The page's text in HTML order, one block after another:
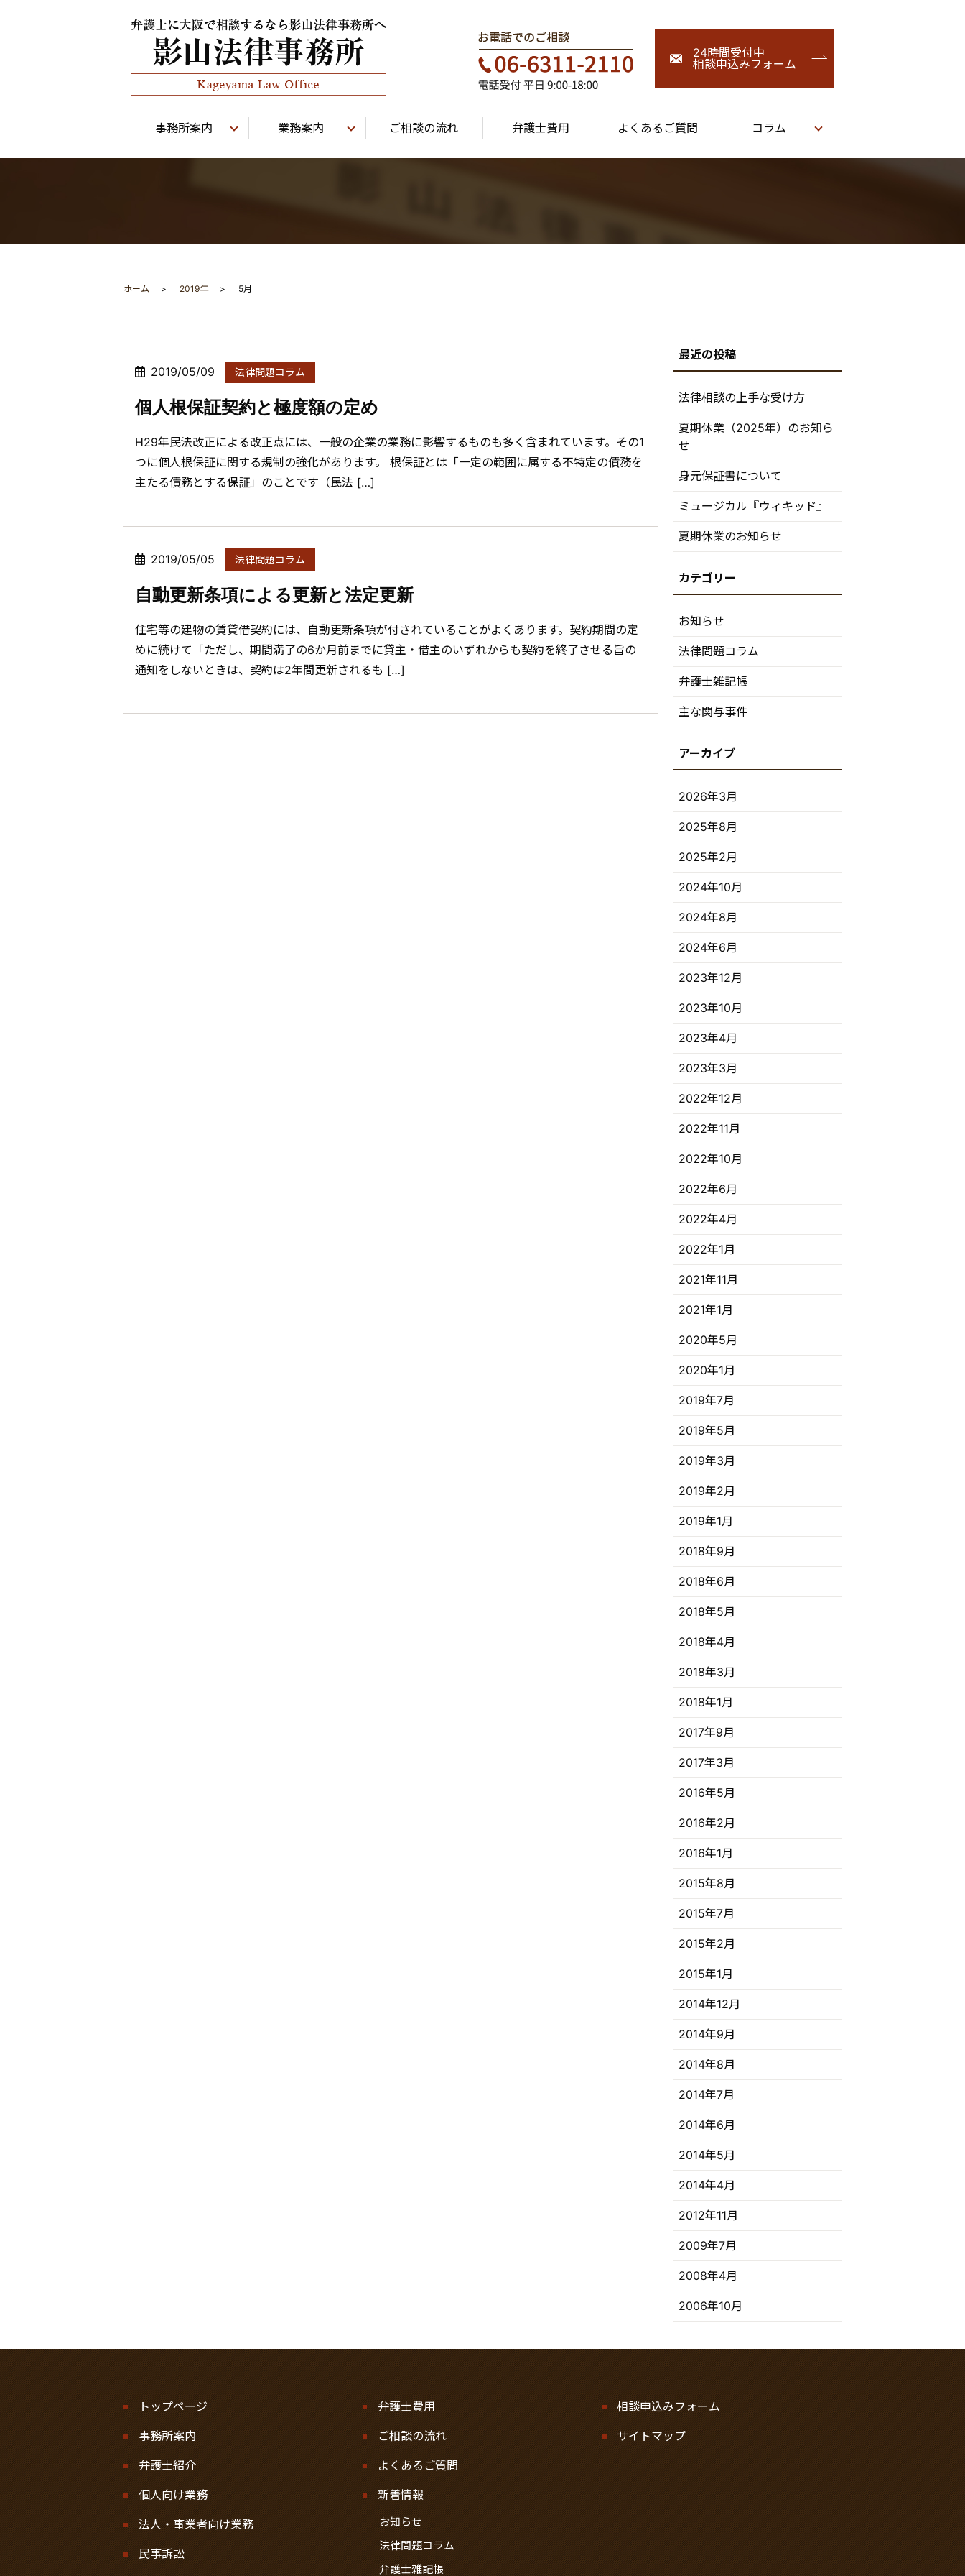
事務所案内 業務案内 ご相談の流れ 弁護士費用 よくあるご質問 コラム
24時間受付中
相談申込みフォーム
ホーム 2019年 5月
2019/05/09 法律問題コラム
個人根保証契約と極度額の定め
H29年民法改正による改正点には、一般の企業の業務に影響するものも多く含まれています。その1
つに個人根保証に関する規制の強化があります。 根保証とは「一定の範囲に属する不特定の債務を
主たる債務とする保証」のことです（民法 […]
2019/05/05 法律問題コラム
自動更新条項による更新と法定更新
住宅等の建物の賃貸借契約には、自動更新条項が付されていることがよくあります。契約期間の定
めに続けて「ただし、期間満了の6か月前までに貸主・借主のいずれからも契約を終了させる旨の
通知をしないときは、契約は2年間更新されるも […]
法律相談の上手な受け方
夏期休業（2025年）のお知ら
せ
身元保証書について
ミュージカル『ウィキッド』
夏期休業のお知らせ
お知らせ
法律問題コラム
弁護士雑記帳
主な関与事件
2026年3月
2025年8月
2025年2月
2024年10月
2024年8月
2024年6月
2023年12月
2023年10月
2023年4月
2023年3月
2022年12月
2022年11月
2022年10月
2022年6月
2022年4月
2022年1月
2021年11月
2021年1月
2020年5月
2020年1月
2019年7月
2019年5月
2019年3月
2019年2月
2019年1月
2018年9月
2018年6月
2018年5月
2018年4月
2018年3月
2018年1月
2017年9月
2017年3月
2016年5月
2016年2月
2016年1月
2015年8月
2015年7月
2015年2月
2015年1月
2014年12月
2014年9月
2014年8月
2014年7月
2014年6月
2014年5月
2014年4月
2012年11月
2009年7月
2008年4月
2006年10月
トップページ
事務所案内
弁護士紹介
個人向け業務
法人・事業者向け業務
民事訴訟
弁護士費用
ご相談の流れ
よくあるご質問
新着情報
お知らせ
法律問題コラム
弁護士雑記帳
相談申込みフォーム
サイトマップ